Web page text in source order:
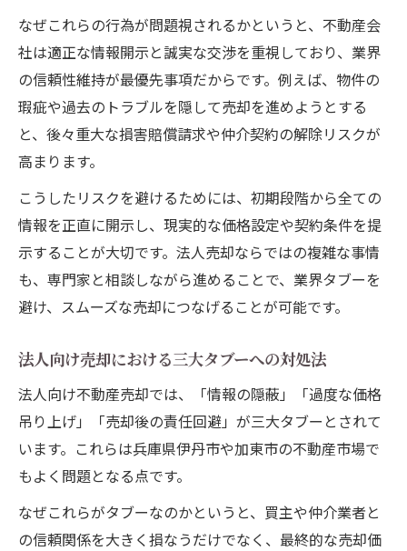
なぜこれらの行為が問題視されるかというと、不動産会
社は適正な情報開示と誠実な交渉を重視しており、業界
の信頼性維持が最優先事項だからです。例えば、物件の
瑕疵や過去のトラブルを隠して売却を進めようとする
と、後々重大な損害賠償請求や仲介契約の解除リスクが
高まります。
こうしたリスクを避けるためには、初期段階から全ての
情報を正直に開示し、現実的な価格設定や契約条件を提
示することが大切です。法人売却ならではの複雑な事情
も、専門家と相談しながら進めることで、業界タブーを
避け、スムーズな売却につなげることが可能です。
法人向け売却における三大タブーへの対処法
法人向け不動産売却では、「情報の隠蔽」「過度な価格
吊り上げ」「売却後の責任回避」が三大タブーとされて
います。これらは兵庫県伊丹市や加東市の不動産市場で
もよく問題となる点です。
なぜこれらがタブーなのかというと、買主や仲介業者と
の信頼関係を大きく損なうだけでなく、最終的な売却価